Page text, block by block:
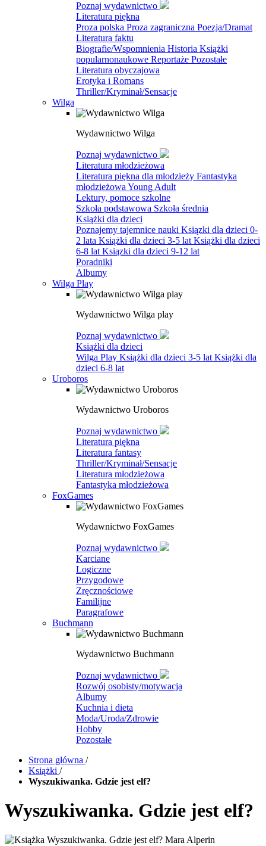
Poznaj wydawnictwo
Literatura piękna
Proza polska Proza zagraniczna Poezja/Dramat
Literatura faktu
Biografie/Wspomnienia Historia Książki
popularnonaukowe Reportaże Pozostałe
Literatura obyczajowa
Erotyka i Romans
Thriller/Kryminał/Sensacje
Wilga
Wydawnictwo Wilga
Poznaj wydawnictwo
Literatura młodzieżowa
Literatura piękna dla młodzieży Fantastyka
młodzieżowa Young Adult
Lektury, pomoce szkolne
Szkoła podstawowa Szkoła średnia
Książki dla dzieci
Poznajemy tajemnice nauki Ksiązki dla dzieci 0-
2 lata Książki dla dzieci 3-5 lat Książki dla dzieci
6-8 lat Ksiązki dla dzieci 9-12 lat
Poradniki
Albumy
Wilga Play
Wydawnictwo Wilga play
Poznaj wydawnictwo
Książki dla dzieci
Wilga Play Książki dla dzieci 3-5 lat Książki dla
dzieci 6-8 lat
Uroboros
Wydawnictwo Uroboros
Poznaj wydawnictwo
Literatura piękna
Literatura fantasy
Thriller/Kryminał/Sensacje
Literatura młodzieżowa
Fantastyka młodzieżowa
FoxGames
Wydawnictwo FoxGames
Poznaj wydawnictwo
Karciane
Logiczne
Przygodowe
Zręcznościowe
Familijne
Paragrafowe
Buchmann
Wydawnictwo Buchmann
Poznaj wydawnictwo
Rozwój osobisty/motywacja
Albumy
Kuchnia i dieta
Moda/Uroda/Zdrowie
Hobby
Pozostałe
Strona główna /
Książki /
Wyszukiwanka. Gdzie jest elf?
Wyszukiwanka. Gdzie jest elf?